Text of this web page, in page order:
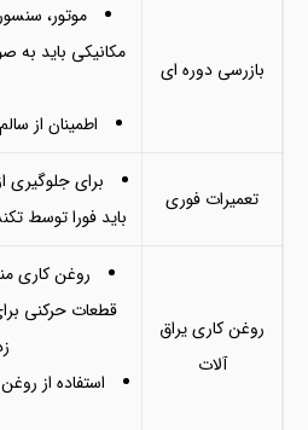
بازرسی دوره ای
موتور،
مکانیکی باید به
اطمینان از
تعمیرات فوری
برای جلوگیری
باید فورا توسط
روغن کاری یراق
آلات
روغن کاری
قطعات حرکنی
استفاده از